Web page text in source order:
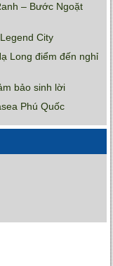
– Bước Ngoặt
City
Long điểm đến nghỉ
bảo sinh lời
Phú Quốc